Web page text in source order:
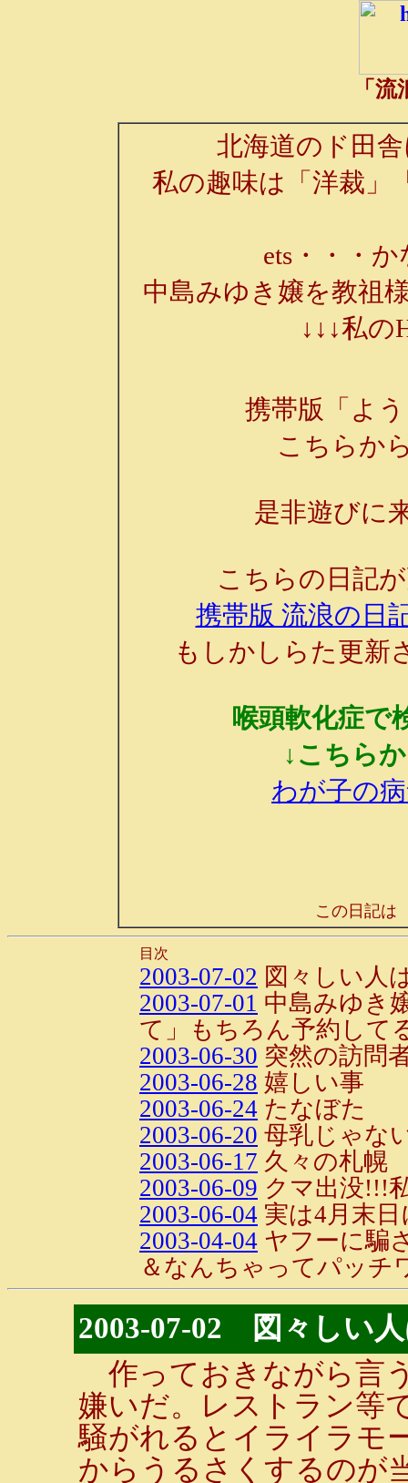
「
北海道のド田
私の趣味は「洋裁」
ets・・・
中島みゆき嬢を教祖
↓↓↓私の
携帯版「よ
こちらか
是非遊びに
こちらの日記
携帯版 流浪の日
もしかしらた更新
喉頭軟化症で
↓こちら
わが子の
この日記は
目次
2003-07-02 図々しい人
2003-07-01 中島みゆき
て」もちろん予約して
2003-06-30 突然の訪問
2003-06-28 嬉しい事
2003-06-24 たなぼた
2003-06-20 母乳じゃな
2003-06-17 久々の札幌
2003-06-09 クマ出没!!!
2003-06-04 実は4月末
2003-04-04 ヤフーに騙
＆なんちゃってパッチ
2003-07-02 図々しい
作っておきながら言
嫌いだ。レストラン等
騒がれるとイライラモ
からうるさくするのが